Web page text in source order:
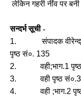
लेकिन गहरी नींव पर
सन्दर्भ सूची -
1.संपादक
पृष्ठ सं०. 135
2.वही;भाग.1
3.वही पृष्ठ सं०.
4.वही ;भाग.2